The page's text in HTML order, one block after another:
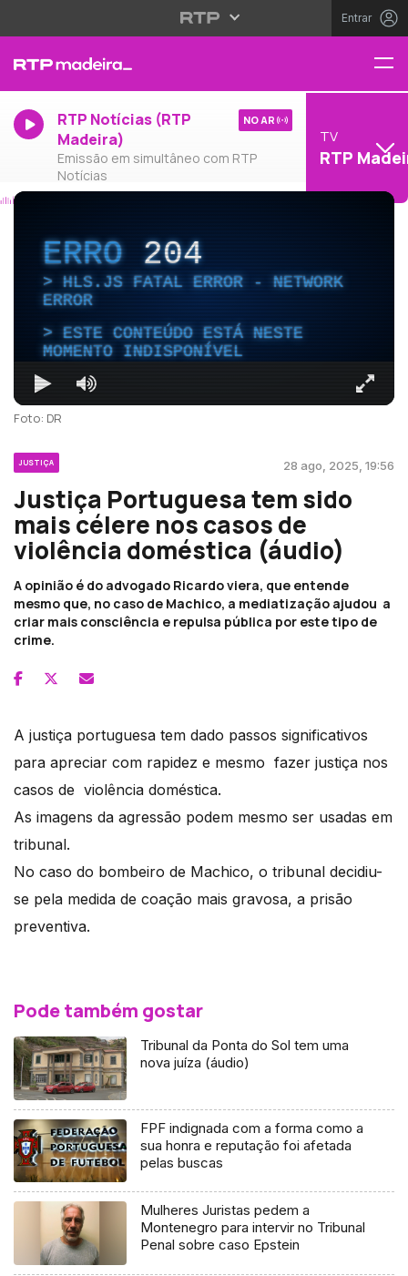
Entrar
RTP Notícias (RTP
Madeira)
Emissão em simultâneo com RTP
Notícias
NO AR
TV
RTP
ERRO204
HLS.JS FATAL ERROR - NETWORK
ERROR
ESTE CONTEÚDO ESTÁ NESTE
MOMENTO INDISPONÍVEL
Foto: DR
JUSTIÇA 28 ago, 2025, 19:56
Justiça Portuguesa tem sido
mais célere nos casos de
violência doméstica (áudio)
A opinião é do advogado Ricardo viera, que entende
mesmo que, no caso de Machico, a mediatização ajudou a
criar mais consciência e repulsa pública por este tipo de
crime.
A justiça portuguesa tem dado passos significativos
para apreciar com rapidez e mesmo fazer justiça nos
casos de violência doméstica.
As imagens da agressão podem mesmo ser usadas em
tribunal.
No caso do bombeiro de Machico, o tribunal decidiu-
se pela medida de coação mais gravosa, a prisão
preventiva.
Pode também gostar
Tribunal da Ponta do Sol tem uma
nova juíza (áudio)
FPF indignada com a forma como a
sua honra e reputação foi afetada
pelas buscas
Mulheres Juristas pedem a
Montenegro para intervir no Tribunal
Penal sobre caso Epstein